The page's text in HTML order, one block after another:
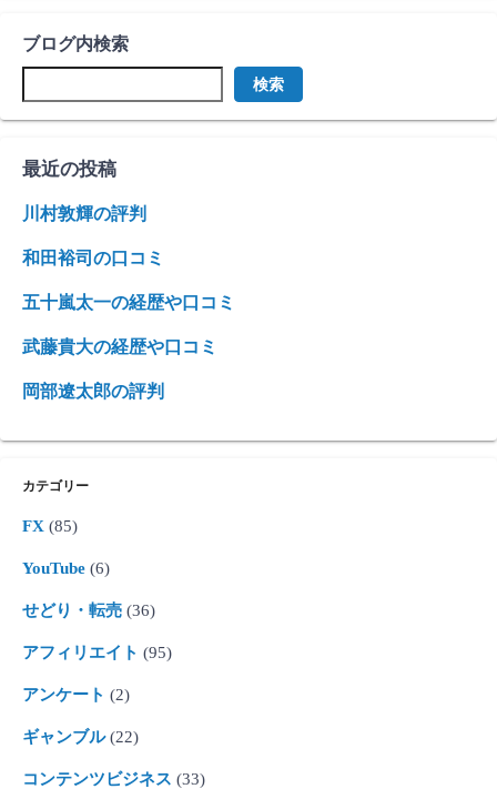
ブログ内検索
検索
最近の投稿
川村敦輝の評判
和田裕司の口コミ
五十嵐太一の経歴や口コミ
武藤貴大の経歴や口コミ
岡部遼太郎の評判
カテゴリー
FX (85)
YouTube (6)
せどり・転売 (36)
アフィリエイト (95)
アンケート (2)
ギャンブル(22)
コンテンツビジネス (33)